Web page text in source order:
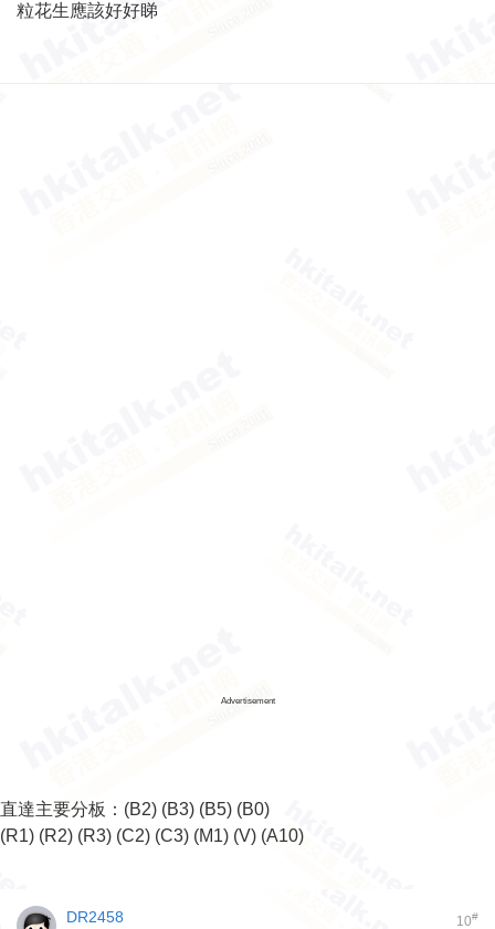
粒花生應該好好睇
Advertisement
直達主要分板： (B2) (B3) (B5) (B0)
(R1) (R2) (R3) (C2) (C3) (M1) (V) (A10)
10#
DR2458